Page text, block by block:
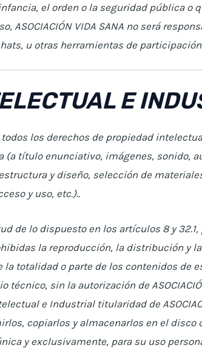
el orden o la seguridad pública o
ASOCIACIÓN VIDA SANA no será
u otras herramientas de
E
todos los derechos de propiedad
título enunciativo, imágenes, sonido,
y diseño, selección de
y uso, etc.)..
de lo dispuesto en los artículos 8 y
la reproducción, la distribución y
totalidad o parte de los contenidos de
sin la autorización de
e Industrial titularidad de
copiarlos y almacenarlos en el disco
y exclusivamente, para su uso